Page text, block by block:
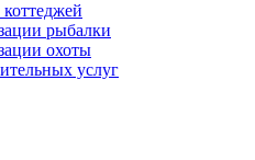
рыбалки
охоты
услуг